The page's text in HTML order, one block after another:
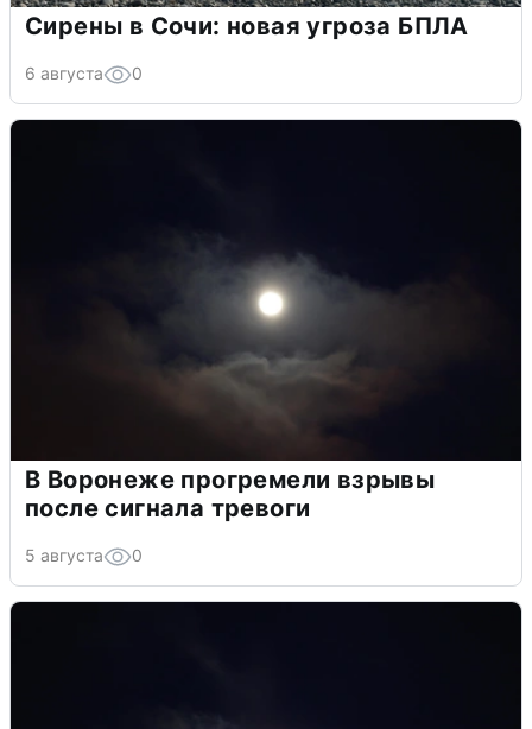
Сирены в Сочи: новая угроза БПЛА
6 августа 0
В Воронеже прогремели взрывы
после сигнала тревоги
5 августа 0